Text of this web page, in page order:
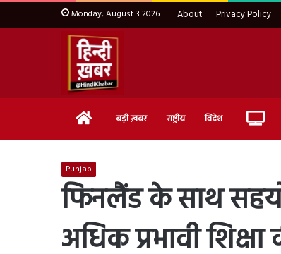
Monday, August 3 2026 About Privacy Policy
Home बड़ी ख़बर राष्ट्रीय विदेश Live
Punjab
फिनलैंड के साथ
अधिक प्रभावी